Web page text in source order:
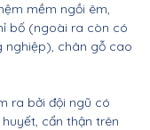
mềm ngồi êm,
bố (ngoài ra còn có
chân gỗ cao
ra bởi đội ngũ có
cẩn thận trên